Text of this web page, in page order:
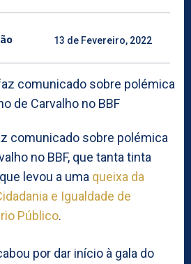
13 de Fevereiro, 2022
comunicado sobre polémica
no BBF, que tanta tinta
levou a uma queixa da
e Igualdade de
Público.
por dar início à gala do